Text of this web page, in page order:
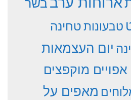
טבעונותטחינה
יום העצמאות
מוקפצים
מאפים על